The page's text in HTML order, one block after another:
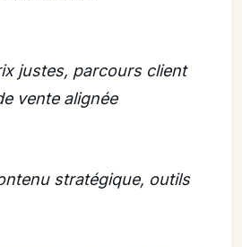
justes, parcours client
vente alignée
stratégique, outils